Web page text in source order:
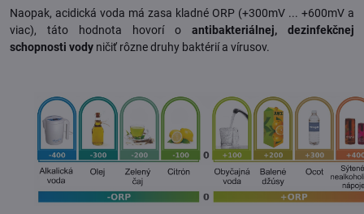
Naopak, acidická voda má zasa kladné ORP (+300mV ... +600mV a
viac), táto hodnota hovorí o antibakteriálnej, dezinfekčnej
schopnosti vody ničiť rôzne druhy baktérií a vírusov.